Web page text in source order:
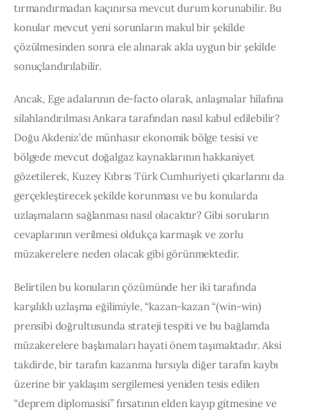
tırmandırmadan kaçınırsa mevcut durum korunabilir. Bu
konular mevcut yeni sorunların makul bir şekilde
çözülmesinden sonra ele alınarak akla uygun bir şekilde
sonuçlandırılabilir.
Ancak, Ege adalarının de-facto olarak, anlaşmalar hilafına
silahlandırılması Ankara tarafından nasıl kabul edilebilir?
Doğu Akdeniz’de münhasır ekonomik bölge tesisi ve
bölgede mevcut doğalgaz kaynaklarının hakkaniyet
gözetilerek, Kuzey Kıbrıs Türk Cumhuriyeti çıkarlarını da
gerçekleştirecek şekilde korunması ve bu konularda
uzlaşmaların sağlanması nasıl olacaktır? Gibi soruların
cevaplarının verilmesi oldukça karmaşık ve zorlu
müzakerelere neden olacak gibi görünmektedir.
Belirtilen bu konuların çözümünde her iki tarafında
karşılıklı uzlaşma eğilimiyle, “kazan-kazan “(win-win)
prensibi doğrultusunda strateji tespiti ve bu bağlamda
müzakerelere başlamaları hayati önem taşımaktadır. Aksi
takdirde, bir tarafın kazanma hırsıyla diğer tarafın kaybı
üzerine bir yaklaşım sergilemesi yeniden tesis edilen
“deprem diplomasisi” fırsatının elden kayıp gitmesine ve